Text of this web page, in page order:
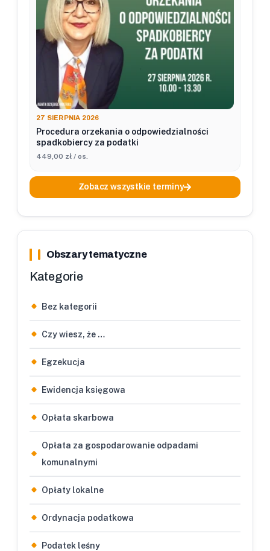
27 SIERPNIA 2026
Procedura orzekania o odpowiedzialności
spadkobiercy za podatki
449,00 zł / os.
Zobacz wszystkie terminy
Obszary tematyczne
Kategorie
Bez kategorii
Czy wiesz, że …
Egzekucja
Ewidencja księgowa
Opłata skarbowa
Opłata za gospodarowanie odpadami
komunalnymi
Opłaty lokalne
Ordynacja podatkowa
Podatek leśny